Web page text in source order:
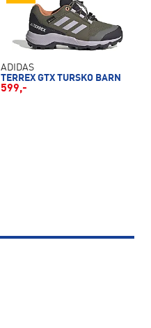
ADIDAS
TERREX GTX TURSKO BARN
599,-